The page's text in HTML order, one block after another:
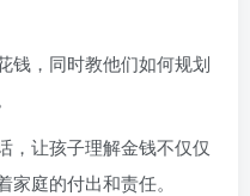
钱，同时教他们如何规划
，让孩子理解金钱不仅仅
庭的付出和责任。